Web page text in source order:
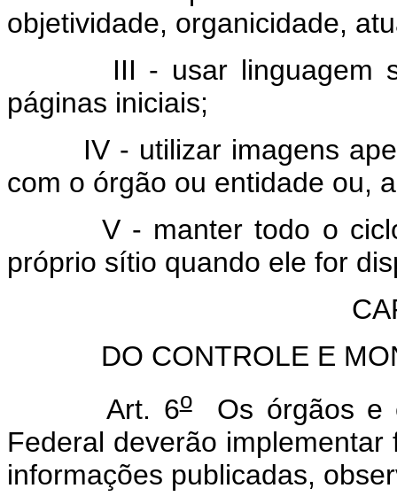
objetividade, organicidade,
III - usar linguagem
páginas iniciais;
IV - utilizar imagens
com o órgão ou entidade ou,
V - manter todo o ciclo
próprio sítio quando ele for
DO CONTROLE E
Art. 6oOs órgãos e
Federal deverão
informações publicadas,